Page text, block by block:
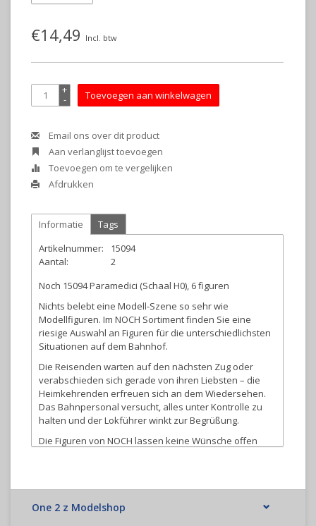
€14,49 Incl. btw
+
- Toevoegen aan winkelwagen
Email ons over dit product
Aan verlanglijst toevoegen
Toevoegen om te vergelijken
Afdrukken
Informatie
Tags
Artikelnummer:
15094
Aantal:
2
Noch 15094 Paramedici (Schaal H0), 6 figuren
Nichts belebt eine Modell-Szene so sehr wie
Modellfiguren. Im NOCH Sortiment finden Sie eine
riesige Auswahl an Figuren für die unterschiedlichsten
Situationen auf dem Bahnhof.
Die Reisenden warten auf den nächsten Zug oder
verabschieden sich gerade von ihren Liebsten – die
Heimkehrenden erfreuen sich an dem Wiedersehen.
Das Bahnpersonal versucht, alles unter Kontrolle zu
halten und der Lokführer winkt zur Begrüßung.
Die Figuren von NOCH lassen keine Wünsche offen
One 2 z Modelshop